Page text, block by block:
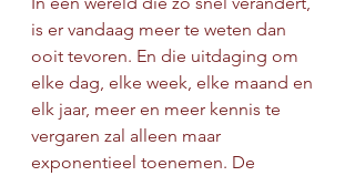
is er vandaag meer te weten dan
ooit tevoren. En die uitdaging om
elke dag, elke week, elke maand en
elk jaar, meer en meer kennis te
vergaren zal alleen maar
exponentieel toenemen. De